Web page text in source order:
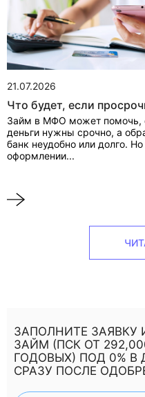
21.07.2026
Что будет, если
Займ в МФО может помочь,
деньги нужны срочно, а
банк неудобно или долго.
оформлении...
ЗАПОЛНИТЕ ЗАЯВКУ
ЗАЙМ (ПСК ОТ
ГОДОВЫХ) ПОД 0% В
СРАЗУ ПОСЛЕ